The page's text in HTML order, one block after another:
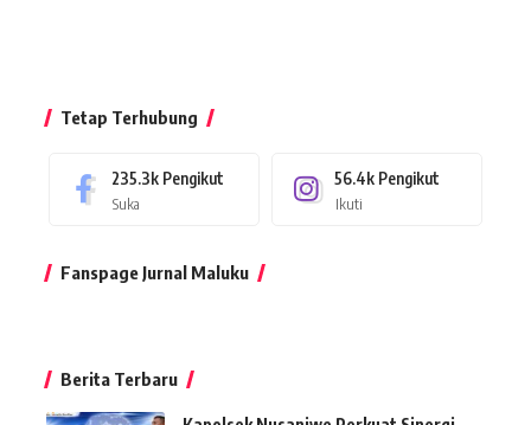
Tetap Terhubung
235.3k Pengikut
Suka
56.4k Pengikut
Ikuti
Fanspage Jurnal Maluku
Berita Terbaru